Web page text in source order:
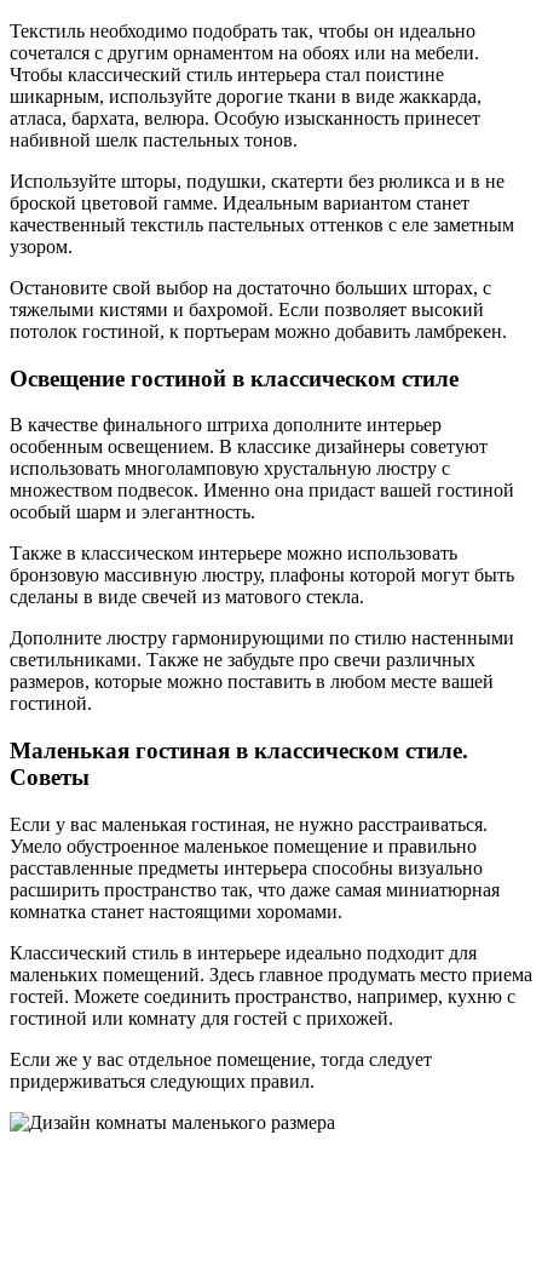
Текстиль необходимо подобрать так, чтобы он идеально
сочетался с другим орнаментом на обоях или на мебели.
Чтобы классический стиль интерьера стал поистине
шикарным, используйте дорогие ткани в виде жаккарда,
атласа, бархата, велюра. Особую изысканность принесет
набивной шелк пастельных тонов.
Используйте шторы, подушки, скатерти без рюликса и в не
броской цветовой гамме. Идеальным вариантом станет
качественный текстиль пастельных оттенков с еле заметным
узором.
Остановите свой выбор на достаточно больших шторах, с
тяжелыми кистями и бахромой. Если позволяет высокий
потолок гостиной, к портьерам можно добавить ламбрекен.
Освещение гостиной в классическом стиле
В качестве финального штриха дополните интерьер
особенным освещением. В классике дизайнеры советуют
использовать многоламповую хрустальную люстру с
множеством подвесок. Именно она придаст вашей гостиной
особый шарм и элегантность.
Также в классическом интерьере можно использовать
бронзовую массивную люстру, плафоны которой могут быть
сделаны в виде свечей из матового стекла.
Дополните люстру гармонирующими по стилю настенными
светильниками. Также не забудьте про свечи различных
размеров, которые можно поставить в любом месте вашей
гостиной.
Маленькая гостиная в классическом стиле.
Советы
Если у вас маленькая гостиная, не нужно расстраиваться.
Умело обустроенное маленькое помещение и правильно
расставленные предметы интерьера способны визуально
расширить пространство так, что даже самая миниатюрная
комнатка станет настоящими хоромами.
Классический стиль в интерьере идеально подходит для
маленьких помещений. Здесь главное продумать место приема
гостей. Можете соединить пространство, например, кухню с
гостиной или комнату для гостей с прихожей.
Если же у вас отдельное помещение, тогда следует
придерживаться следующих правил.